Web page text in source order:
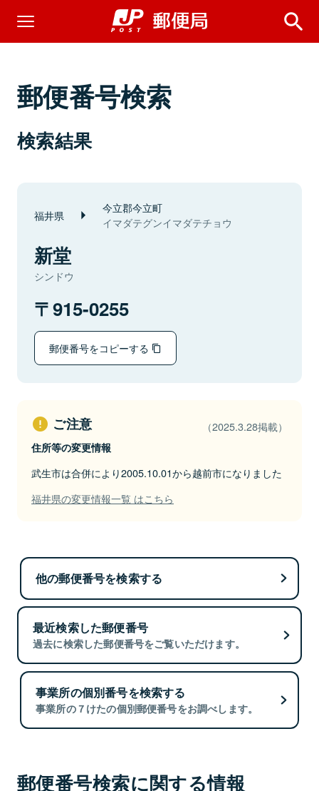
郵便番号検索
検索結果
福井県 今立郡今立町
イマダテグンイマダテチョウ
新堂
シンドウ
915-0255
郵便番号をコピーする
ご注意 （2025.3.28掲載）
住所等の変更情報
武生市は合併により2005.10.01から越前市になりました
福井県の変更情報一覧 はこちら
他の郵便番号を検索する
最近検索した郵便番号
過去に検索した郵便番号をご覧いただけます。
事業所の個別番号を検索する
事業所の７けたの個別郵便番号をお調べします。
郵便番号検索に関する情報